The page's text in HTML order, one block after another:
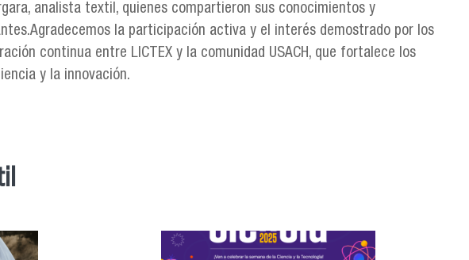
analista textil, quienes compartieron sus conocimientos y
la participación activa y el interés demostrado por los
continua entre LICTEX y la comunidad USACH, que fortalece los
y la innovación.